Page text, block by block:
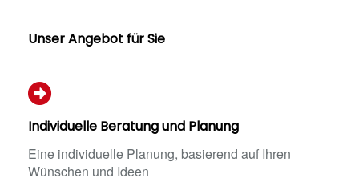
Unser Angebot für Sie
Individuelle Beratung und Planung
Eine individuelle Planung, basierend auf Ihren
Wünschen und Ideen